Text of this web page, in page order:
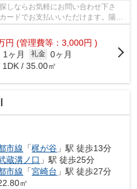
しならお気軽にお問い合わせ下さ
ードでお支払いいただけます。陽当
...
円 (管理費等：3,000円 )
1ヶ月 礼金 0ヶ月
1DK / 35.00㎡
市線 「梶が谷 」駅 徒歩13分
蔵溝ノ口 」駅 徒歩25分
市線 「宮崎台 」駅 徒歩27分
㎡